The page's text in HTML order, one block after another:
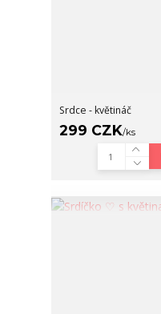
Srdce - květináč
299 CZK/ks